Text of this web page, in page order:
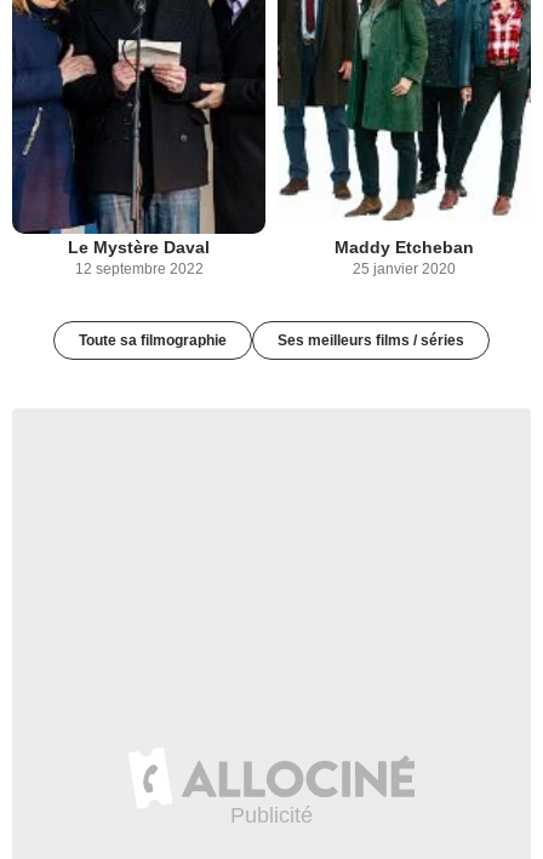
Le Mystère Daval
12 septembre 2022
Maddy Etcheban
25 janvier 2020
Toute sa filmographie Ses meilleurs films / séries